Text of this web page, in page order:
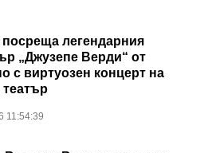
посреща легендарния
„Джузепе Верди“ от
с виртуозен концерт на
театър
11:54:39